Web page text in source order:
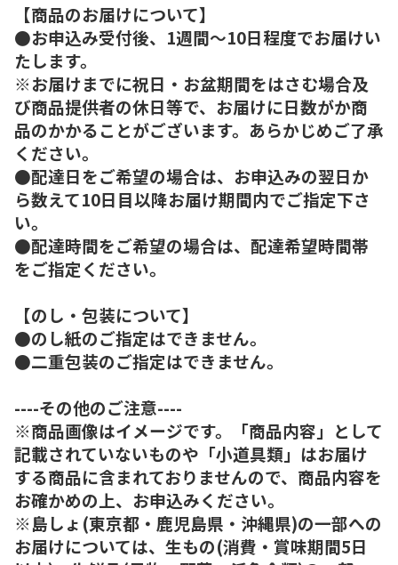
【商品のお届けについて】
●お申込み受付後、1週間～10日程度でお届けい
たします。
※お届けまでに祝日・お盆期間をはさむ場合及
び商品提供者の休日等で、お届けに日数がか商
品のかかることがございます。あらかじめご了承
ください。
●配達日をご希望の場合は、お申込みの翌日か
ら数えて10日目以降お届け期間内でご指定下さ
い。
●配達時間をご希望の場合は、配達希望時間帯
をご指定ください。
【のし・包装について】
●のし紙のご指定はできません。
●二重包装のご指定はできません。
----その他のご注意----
※商品画像はイメージです。「商品内容」として
記載されていないものや「小道具類」はお届け
する商品に含まれておりませんので、商品内容を
お確かめの上、お申込みください。
※島しょ(東京都・鹿児島県・沖縄県)の一部への
お届けについては、生もの(消費・賞味期間5日